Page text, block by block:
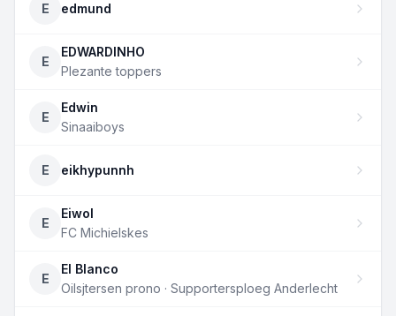
E edmund
E
EDWARDINHO
Plezante toppers
E
Edwin
Sinaaiboys
E eikhypunnh
E
Eiwol
FC Michielskes
E
El Blanco
Oilsjtersen prono · Supportersploeg Anderlecht